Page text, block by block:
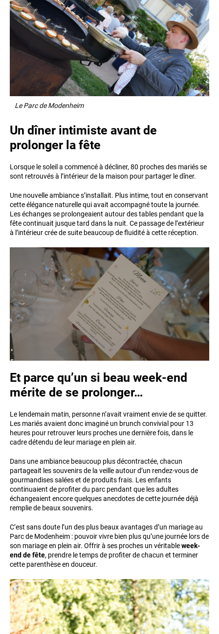
Le Parc de Modenheim
Un dîner intimiste avant de
prolonger la fête
Lorsque le soleil a commencé à décliner, 80 proches des mariés se
sont retrouvés à l’intérieur de la maison pour partager le dîner.
Une nouvelle ambiance s’installait. Plus intime, tout en conservant
cette élégance naturelle qui avait accompagné toute la journée.
Les échanges se prolongeaient autour des tables pendant que la
fête continuait jusque tard dans la nuit. Ce passage de l’extérieur
à l’intérieur crée de suite beaucoup de fluidité à cette réception.
Et parce qu’un si beau week-end
mérite de se prolonger…
Le lendemain matin, personne n’avait vraiment envie de se quitter.
Les mariés avaient donc imaginé un brunch convivial pour 13
heures pour retrouver leurs proches une dernière fois, dans le
cadre détendu de leur mariage en plein air.
Dans une ambiance beaucoup plus décontractée, chacun
partageait les souvenirs de la veille autour d’un rendez-vous de
gourmandises salées et de produits frais. Les enfants
continuaient de profiter du parc pendant que les adultes
échangeaient encore quelques anecdotes de cette journée déjà
remplie de beaux souvenirs.
C’est sans doute l’un des plus beaux avantages d’un mariage au
Parc de Modenheim : pouvoir vivre bien plus qu’une journée lors de
son mariage en plein air. Offrir à ses proches un véritableweek-
end de fête, prendre le temps de profiter de chacun et terminer
cette parenthèse en douceur.